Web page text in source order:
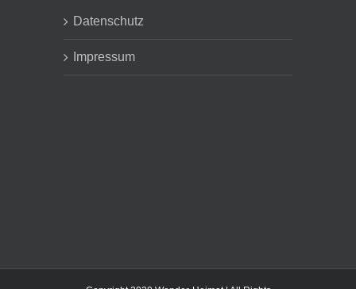
Datenschutz
Impressum